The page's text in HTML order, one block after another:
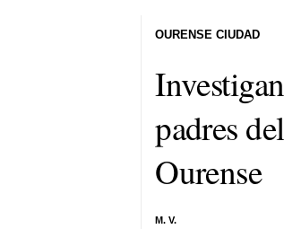
padres
Ourense
M. V.
OURENSE CIUDAD